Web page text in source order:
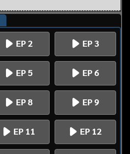
EP 2 EP 3
EP 5 EP 6
EP 8 EP 9
EP 11 EP 12